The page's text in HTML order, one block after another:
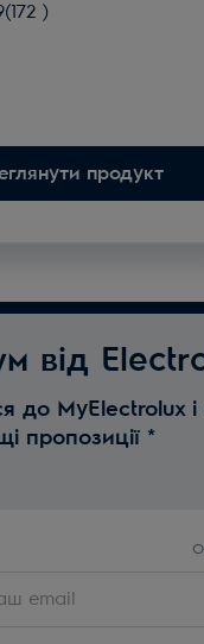
4.9 з 5 зірок
)
продукт
від
до MyElectrolux і
пропозиції *